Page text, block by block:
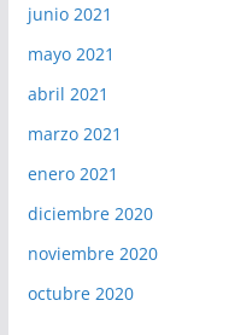
junio 2021
mayo 2021
abril 2021
marzo 2021
enero 2021
diciembre 2020
noviembre 2020
octubre 2020